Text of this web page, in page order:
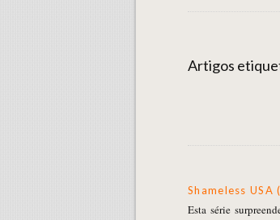
Artigos
Shameless
Esta série